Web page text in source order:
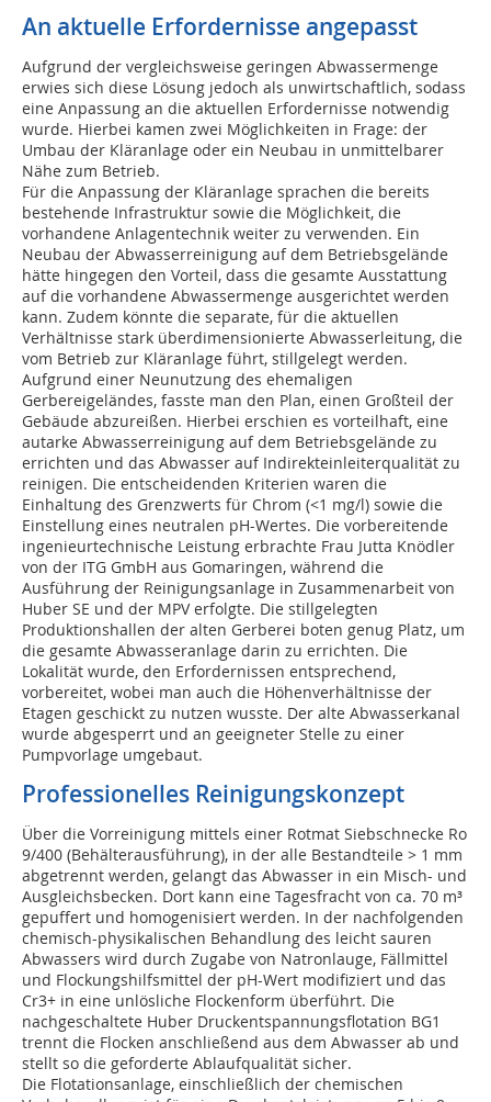
An aktuelle Erfordernisse angepasst
Aufgrund der vergleichsweise geringen Abwassermenge
erwies sich diese Lösung jedoch als unwirtschaftlich, sodass
eine Anpassung an die aktuellen Erfordernisse notwendig
wurde. Hierbei kamen zwei Möglichkeiten in Frage: der
Umbau der Kläranlage oder ein Neubau in unmittelbarer
Nähe zum Betrieb.
Für die Anpassung der Kläranlage sprachen die bereits
bestehende Infrastruktur sowie die Möglichkeit, die
vorhandene Anlagentechnik weiter zu verwenden. Ein
Neubau der Abwasserreinigung auf dem Betriebsgelände
hätte hingegen den Vorteil, dass die gesamte Ausstattung
auf die vorhandene Abwassermenge ausgerichtet werden
kann. Zudem könnte die separate, für die aktuellen
Verhältnisse stark überdimensionierte Abwasserleitung, die
vom Betrieb zur Kläranlage führt, stillgelegt werden.
Aufgrund einer Neunutzung des ehemaligen
Gerbereigeländes, fasste man den Plan, einen Großteil der
Gebäude abzureißen. Hierbei erschien es vorteilhaft, eine
autarke Abwasserreinigung auf dem Betriebsgelände zu
errichten und das Abwasser auf Indirekteinleiterqualität zu
reinigen. Die entscheidenden Kriterien waren die
Einhaltung des Grenzwerts für Chrom (<1 mg/l) sowie die
Einstellung eines neutralen pH-Wertes. Die vorbereitende
ingenieurtechnische Leistung erbrachte Frau Jutta Knödler
von der ITG GmbH aus Gomaringen, während die
Ausführung der Reinigungsanlage in Zusammenarbeit von
Huber SE und der MPV erfolgte. Die stillgelegten
Produktionshallen der alten Gerberei boten genug Platz, um
die gesamte Abwasseranlage darin zu errichten. Die
Lokalität wurde, den Erfordernissen entsprechend,
vorbereitet, wobei man auch die Höhenverhältnisse der
Etagen geschickt zu nutzen wusste. Der alte Abwasserkanal
wurde abgesperrt und an geeigneter Stelle zu einer
Pumpvorlage umgebaut.
Professionelles Reinigungskonzept
Über die Vorreinigung mittels einer Rotmat Siebschnecke Ro
9/400 (Behälterausführung), in der alle Bestandteile > 1 mm
abgetrennt werden, gelangt das Abwasser in ein Misch- und
Ausgleichsbecken. Dort kann eine Tagesfracht von ca. 70 m³
gepuffert und homogenisiert werden. In der nachfolgenden
chemisch-physikalischen Behandlung des leicht sauren
Abwassers wird durch Zugabe von Natronlauge, Fällmittel
und Flockungshilfsmittel der pH-Wert modifiziert und das
Cr3+ in eine unlösliche Flockenform überführt. Die
nachgeschaltete Huber Druckentspannungsflotation BG1
trennt die Flocken anschließend aus dem Abwasser ab und
stellt so die geforderte Ablaufqualität sicher.
Die Flotationsanlage, einschließlich der chemischen